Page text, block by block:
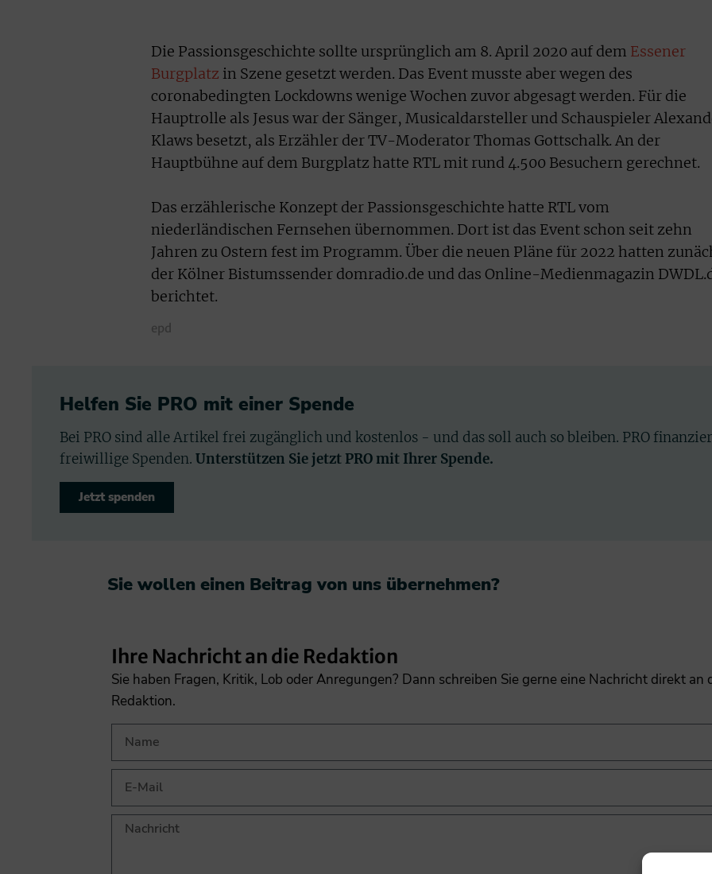
Die Passionsgeschichte sollte ursprünglich am 8. April 2020 auf dem Essener
Burgplatz in Szene gesetzt werden. Das Event musste aber wegen des
coronabedingten Lockdowns wenige Wochen zuvor abgesagt werden. Für die
Hauptrolle als Jesus war der Sänger, Musicaldarsteller und Schauspieler
Klaws besetzt, als Erzähler der TV-Moderator Thomas Gottschalk. An der
Hauptbühne auf dem Burgplatz hatte RTL mit rund 4.500 Besuchern gerechnet.
Das erzählerische Konzept der Passionsgeschichte hatte RTL vom
niederländischen Fernsehen übernommen. Dort ist das Event schon seit zehn
Jahren zu Ostern fest im Programm. Über die neuen Pläne für 2022 hatten
der Kölner Bistumssender domradio.de und das Online-Medienmagazin
berichtet.
epd
Helfen Sie PRO mit einer Spende
Bei PRO sind alle Artikel frei zugänglich und kostenlos - und das soll auch so bleiben. PRO
freiwillige Spenden. Unterstützen Sie jetzt PRO mit Ihrer Spende.
Jetzt spenden
Sie wollen einen Beitrag von uns übernehmen?​
Ihre Nachricht an die Redaktion
Sie haben Fragen, Kritik, Lob oder Anregungen? Dann schreiben Sie gerne eine Nachricht direkt an
Redaktion.